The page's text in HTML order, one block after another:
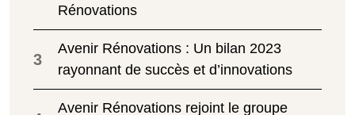
Rénovations
3
Avenir Rénovations : Un bilan 2023
rayonnant de succès et d’innovations
Avenir Rénovations rejoint le groupe